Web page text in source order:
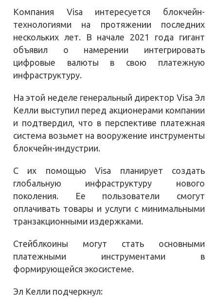
Компания Visa интересуется блокчейн-
технологиями на протяжении последних
нескольких лет. В начале 2021 года гигант
объявил о намерении интегрировать
цифровые валюты в свою платежную
инфраструктуру.
На этой неделе генеральный директор Visa Эл
Келли выступил перед акционерами компании
и подтвердил, что в перспективе платежная
система возьмет на вооружение инструменты
блокчейн-индустрии.
С их помощью Visa планирует создать
глобальную инфраструктуру нового
поколения. Ее пользователи смогут
оплачивать товары и услуги с минимальными
транзакционными издержками.
Стейблкоины могут стать основными
платежными инструментами в
формирующейся экосистеме.
Эл Келли подчеркнул: